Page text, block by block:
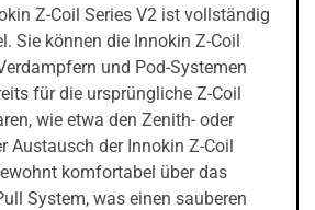
Z-Coil Series V2 ist vollständig
Sie können die Innokin Z-Coil
und Pod-Systemen
für die ursprüngliche Z-Coil
wie etwa den Zenith- oder
Austausch der Innokin Z-Coil
komfortabel über das
System, was einen sauberen